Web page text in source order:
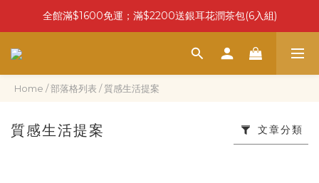
全館滿$1600免運；滿$2200送銀耳花潤茶包(6入組)
Home /部落格列表 /質感生活提案
質感生活提案 文章分類